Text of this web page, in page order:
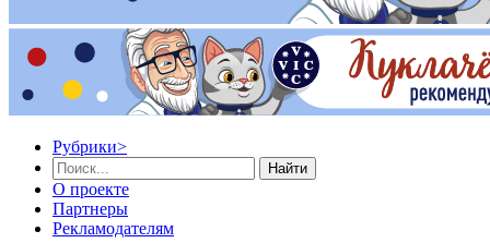
Рубрики>
Найти
О проекте
Партнеры
Рекламодателям